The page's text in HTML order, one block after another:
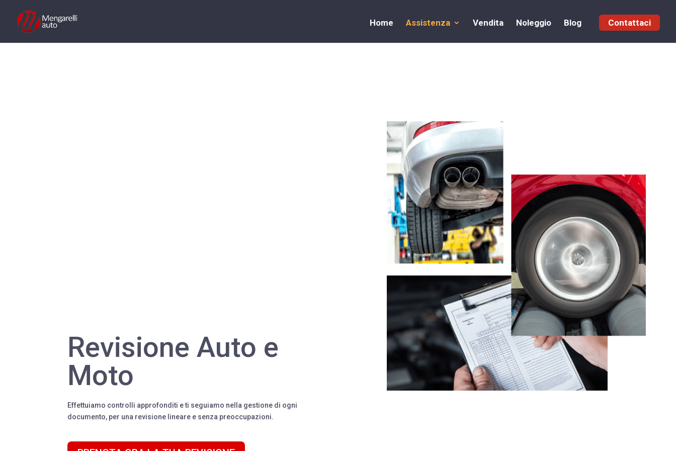
Home Assistenza Vendita Noleggio Blog Contattaci
Revisione Auto e
Moto
Effettuiamo controlli approfonditi e ti seguiamo nella gestione di ogni
documento, per una revisione lineare e senza preoccupazioni.